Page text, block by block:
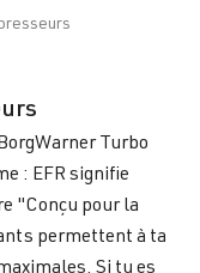
Turbo
: EFR signifie
"Conçu pour la
permettent à ta
Si tu es